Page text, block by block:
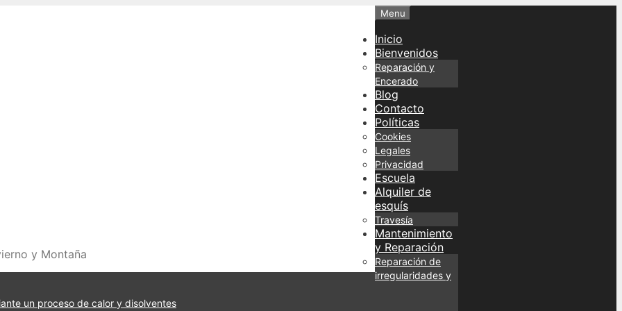
y Montaña
Menu
Inicio
Bienvenidos
Reparación y
Encerado
Blog
Contacto
Políticas
Cookies
Legales
Privacidad
Escuela
Alquiler de
esquís
Travesía
Mantenimiento
y Reparación
Reparación de
irregularidades y
un proceso de calor y disolventes